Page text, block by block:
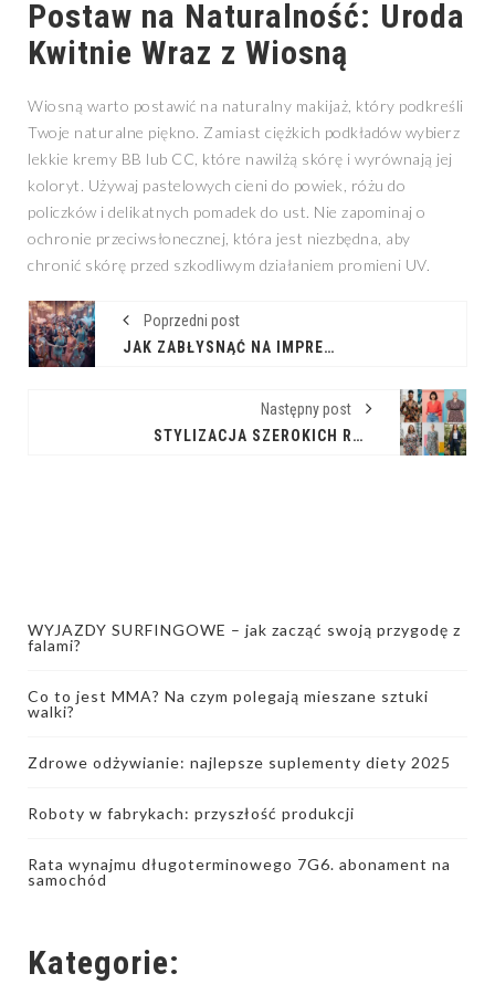
Postaw na Naturalność: Uroda
Kwitnie Wraz z Wiosną
Wiosną warto postawić na naturalny makijaż, który podkreśli
Twoje naturalne piękno. Zamiast ciężkich podkładów wybierz
lekkie kremy BB lub CC, które nawilżą skórę i wyrównają jej
koloryt. Używaj pastelowych cieni do powiek, różu do
policzków i delikatnych pomadek do ust. Nie zapominaj o
ochronie przeciwsłonecznej, która jest niezbędna, aby
chronić skórę przed szkodliwym działaniem promieni UV.
Poprzedni post
JAK ZABŁYSNĄĆ NA IMPREZIE W STYLU SZALONYCH LAT 20.?
Następny post
STYLIZACJA SZEROKICH RAMION: PORADY I INSPIRACJE
WYJAZDY SURFINGOWE – jak zacząć swoją przygodę z
falami?
Co to jest MMA? Na czym polegają mieszane sztuki
walki?
Zdrowe odżywianie: najlepsze suplementy diety 2025
Roboty w fabrykach: przyszłość produkcji
Rata wynajmu długoterminowego 7G6. abonament na
samochód
Kategorie: